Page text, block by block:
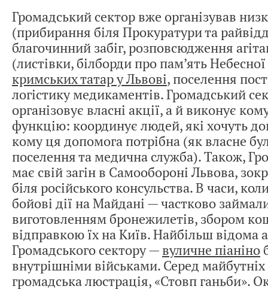
Громадський сектор вже організував
(прибирання біля Прокуратури та
благочинний забіг, розповсюдження
(листівки, білборди про пам’ять
кримських татар у Львові, поселення
логістику медикаментів. Громадський
організовує власні акції, а й виконує
функцію: координує людей, які хочуть
кому ця допомога потрібна (як власне
поселення та медична служба). Також,
має свій загін в Самообороні Львова,
біля російського консульства. В часи,
бойові дії на Майдані — частково
виготовленням бронежилетів, збором
відправкою їх на Київ. Найбільш відома
Громадського сектору — вуличне піаніно
внутрішніми військами. Серед
громадська люстрація, «Стовп ганьби».